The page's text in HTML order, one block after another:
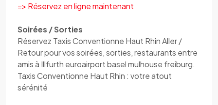
=> Réservez en ligne maintenant
Soirées / Sorties
Réservez Taxis Conventionne Haut Rhin Aller /
Retour pour vos soirées, sorties, restaurants entre
amis à Illfurth euroairport basel mulhouse freiburg.
Taxis Conventionne Haut Rhin : votre atout
sérénité